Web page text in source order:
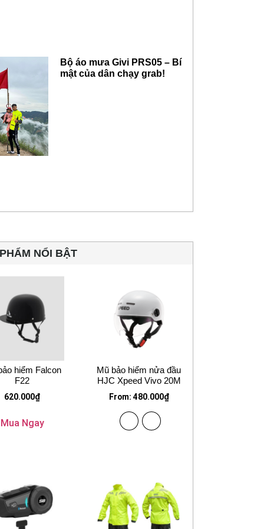
Bộ áo mưa Givi PRS05 – Bí
mật của dân chạy grab!
NỔI BẬT
hiểm Falcon
F22
620.000₫
Mua Ngay
Mũ bảo hiểm nửa đầu
HJC Xpeed Vivo 20M
From: 480.000₫